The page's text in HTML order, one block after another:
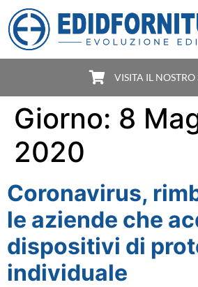
VISITA IL NOSTRO
Giorno: 8
2020
Coronavirus,
le aziende che
dispositivi di
individuale